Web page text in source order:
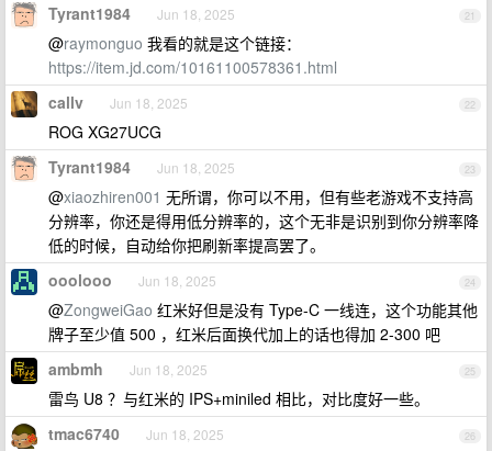
21
Tyrant1984 Jun 18, 2025
@raymonguo 我看的就是这个链接：
https://item.jd.com/10161100578361.html
22
callv Jun 18, 2025
ROG XG27UCG
23
Tyrant1984 Jun 18, 2025
@xiaozhiren001 无所谓，你可以不用，但有些老游戏不支持高
分辨率，你还是得用低分辨率的，这个无非是识别到你分辨率降
低的时候，自动给你把刷新率提高罢了。
24
ooolooo Jun 18, 2025
@ZongweiGao 红米好但是没有 Type-C 一线连，这个功能其他
牌子至少值 500 ，红米后面换代加上的话也得加 2-300 吧
25
ambmh Jun 18, 2025
雷鸟 U8 ？与红米的 IPS+miniled 相比，对比度好一些。
26
tmac6740 Jun 18, 2025